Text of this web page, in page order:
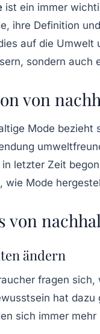
ist ein immer
ihre Definition
auf die Umwelt
sondern auch
von
Mode bezieht
letzter Zeit
wie Mode
von
ändern
fragen
hat dazu
sich immer